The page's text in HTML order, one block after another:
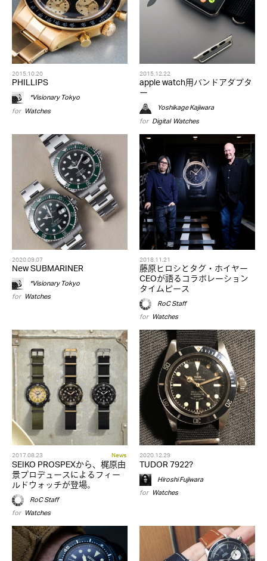
2015.10.20
PHILLIPS
*Visionary Tokyo
for Watches
2015.12.22
apple watch用バンドアダプタ
ー
Yoshikage Kajiwara
for Digital,Watches
2020.09.07
New SUBMARINER
*Visionary Tokyo
for Watches
2018.11.21
藤原ヒロシとタグ・ホイヤー
CEOが語るコラボレーション
タイムピース
RoC Staff
for Watches
2017.08.23 News
SEIKO PROSPEXから、梶原由
景プロデュースによるフィー
ルドウォッチが登場。
RoC Staff
for Watches
2020.12.29
TUDOR 7922?
Hiroshi Fujiwara
for Watches